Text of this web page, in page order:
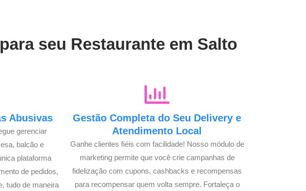
seu Restaurante em Salto
Abusivas
gerenciar
balcão e
plataforma
de pedidos,
tudo de maneira
Gestão Completa do Seu Delivery e
Atendimento Local
Ganhe clientes fiéis com facilidade! Nosso módulo de
marketing permite que você crie campanhas de
fidelização com cupons, cashbacks e recompensas
para recompensar quem volta sempre. Fortaleça o